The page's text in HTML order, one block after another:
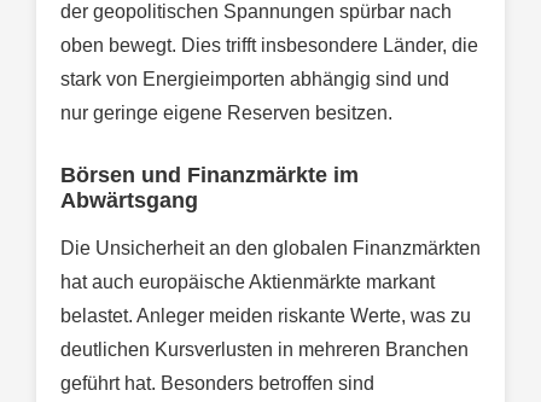
der geopolitischen Spannungen spürbar nach
oben bewegt. Dies trifft insbesondere Länder, die
stark von Energieimporten abhängig sind und
nur geringe eigene Reserven besitzen.
Börsen und Finanzmärkte im
Abwärtsgang
Die Unsicherheit an den globalen Finanzmärkten
hat auch europäische Aktienmärkte markant
belastet. Anleger meiden riskante Werte, was zu
deutlichen Kursverlusten in mehreren Branchen
geführt hat. Besonders betroffen sind